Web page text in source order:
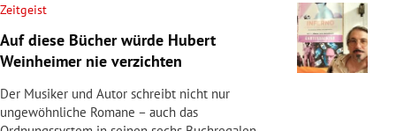
Untermenü
Untermenü
Untermenü
Zeitgeist
Auf diese Bücher würde Hubert
Weinheimer nie verzichten
Der Musiker und Autor schreibt nicht nur
ungewöhnliche Romane – auch das